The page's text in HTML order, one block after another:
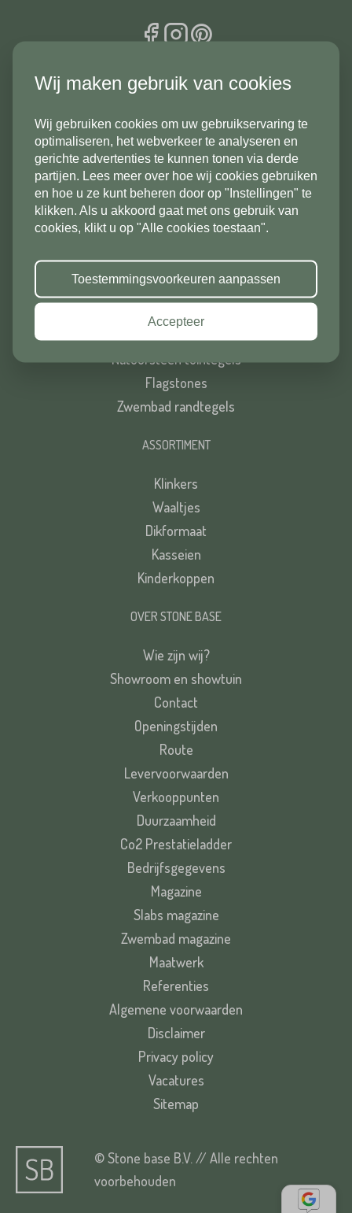
ASSORTIMENT
Bestrating
Tuinelementen
Zand, siergrind en split
Vloertegels
Sfeer & decoratie
ASSORTIMENT
Natuursteen tuintegels
Flagstones
Zwembad randtegels
ASSORTIMENT
Klinkers
Waaltjes
Dikformaat
Kasseien
Kinderkoppen
OVER STONE BASE
Wie zijn wij?
Showroom en showtuin
Contact
Openingstijden
Route
Levervoorwaarden
Verkooppunten
Duurzaamheid
Co2 Prestatieladder
Bedrijfsgegevens
Magazine
Slabs magazine
Zwembad magazine
Maatwerk
Referenties
Algemene voorwaarden
Disclaimer
Privacy policy
Vacatures
Sitemap
© Stone base B.V. // Alle rechten
voorbehouden
In verband met onze
vakantiesluiting zijn wij vanaf 1/8
tot en met 9/8 gesloten. Vanaf
10/8 zien we jullie graag weer bij
ons in de showroom. Fijne
vakantie!
Wij maken gebruik van cookies
Wij gebruiken cookies om uw gebruikservaring te
optimaliseren, het webverkeer te analyseren en
gerichte advertenties te kunnen tonen via derde
partijen. Lees meer over hoe wij cookies gebruiken
en hoe u ze kunt beheren door op "Instellingen" te
klikken. Als u akkoord gaat met ons gebruik van
cookies, klikt u op "Alle cookies toestaan".
Toestemmingsvoorkeuren aanpassen
Accepteer